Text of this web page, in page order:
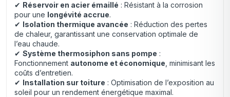
✔ Réservoir en acier émaillé : Résistant à la corrosion
pour une longévité accrue.
✔ Isolation thermique avancée : Réduction des pertes
de chaleur, garantissant une conservation optimale de
l’eau chaude.
✔ Système thermosiphon sans pompe :
Fonctionnement autonome et économique , minimisant les
coûts d’entretien.
✔ Installation sur toiture : Optimisation de l’exposition au
soleil pour un rendement énergétique maximal.